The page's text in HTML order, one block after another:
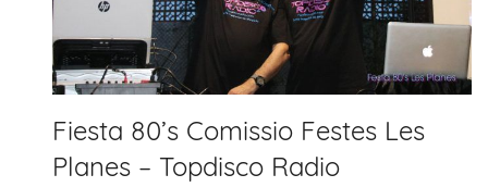
Fiesta 80’s Comissio Festes Les
Planes – Topdisco Radio